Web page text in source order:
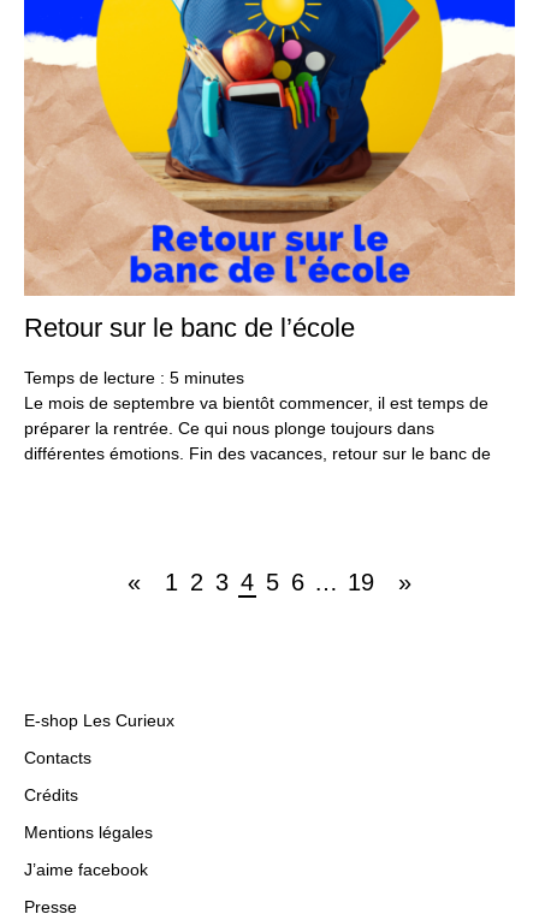
Retour sur le banc de l’école
Temps de lecture : 5 minutes
Le mois de septembre va bientôt commencer, il est temps de
préparer la rentrée. Ce qui nous plonge toujours dans
différentes émotions. Fin des vacances, retour sur le banc de
« 1 2 3 4 5 6 … 19 »
E-shop Les Curieux
Contacts
Crédits
Mentions légales
J’aime facebook
Presse